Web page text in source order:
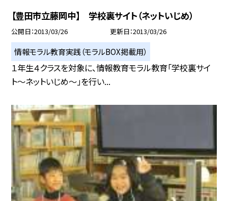
【豊田市立藤岡中】 学校裏サイト（ネットいじめ）
公開日 2013/03/26 更新日 2013/03/26
情報モラル教育実践（モラルBOX掲載用）
１年生４クラスを対象に、情報教育モラル教育「学校裏サイ
ト〜ネットいじめ〜」を行い...